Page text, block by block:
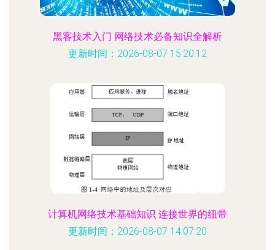
黑客技术入门 网络技术必备知识全解析
更新时间：2026-08-07 15:20:12
计算机网络技术基础知识 连接世界的纽带
更新时间：2026-08-07 14:07:20